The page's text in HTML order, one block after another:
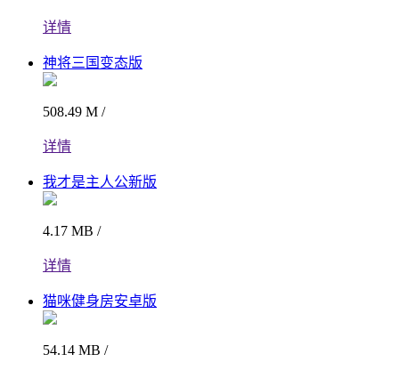
详情
神将三国变态版
508.49 M /
详情
我才是主人公新版
4.17 MB /
详情
猫咪健身房安卓版
54.14 MB /